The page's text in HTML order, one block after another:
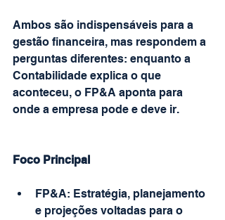
Ambos são indispensáveis para a
gestão financeira, mas respondem a
perguntas diferentes: enquanto a
Contabilidade explica o que
aconteceu, o FP&A aponta para
onde a empresa pode e deve ir.
Foco Principal
FP&A: Estratégia, planejamento
e projeções voltadas para o